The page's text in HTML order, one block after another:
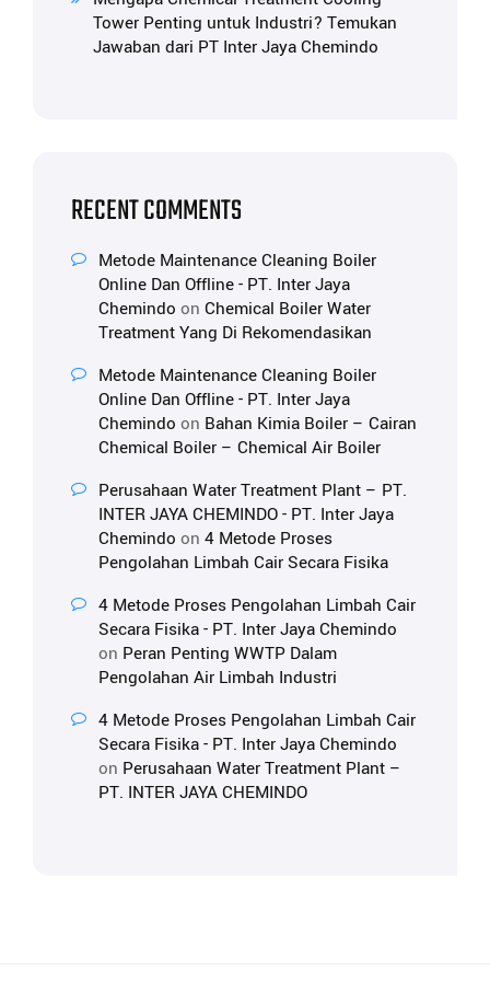
Tower Penting untuk Industri? Temukan
Jawaban dari PT Inter Jaya Chemindo
RECENT COMMENTS
Metode Maintenance Cleaning Boiler
Online Dan Offline - PT. Inter Jaya
Chemindo on Chemical Boiler Water
Treatment Yang Di Rekomendasikan
Metode Maintenance Cleaning Boiler
Online Dan Offline - PT. Inter Jaya
Chemindo on Bahan Kimia Boiler – Cairan
Chemical Boiler – Chemical Air Boiler
Perusahaan Water Treatment Plant – PT.
INTER JAYA CHEMINDO - PT. Inter Jaya
Chemindo on 4 Metode Proses
Pengolahan Limbah Cair Secara Fisika
4 Metode Proses Pengolahan Limbah Cair
Secara Fisika - PT. Inter Jaya Chemindo
on Peran Penting WWTP Dalam
Pengolahan Air Limbah Industri
4 Metode Proses Pengolahan Limbah Cair
Secara Fisika - PT. Inter Jaya Chemindo
on Perusahaan Water Treatment Plant –
PT. INTER JAYA CHEMINDO